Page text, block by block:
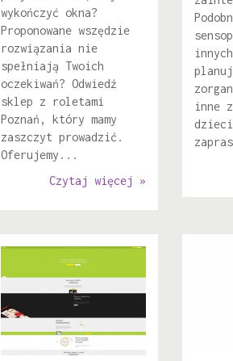
wykończyć okna?
Proponowane wszędzie
rozwiązania nie
spełniają Twoich
oczekiwań? Odwiedź
sklep z roletami
Poznań, który mamy
zaszczyt prowadzić.
Oferujemy...
Czytaj więcej »
inne